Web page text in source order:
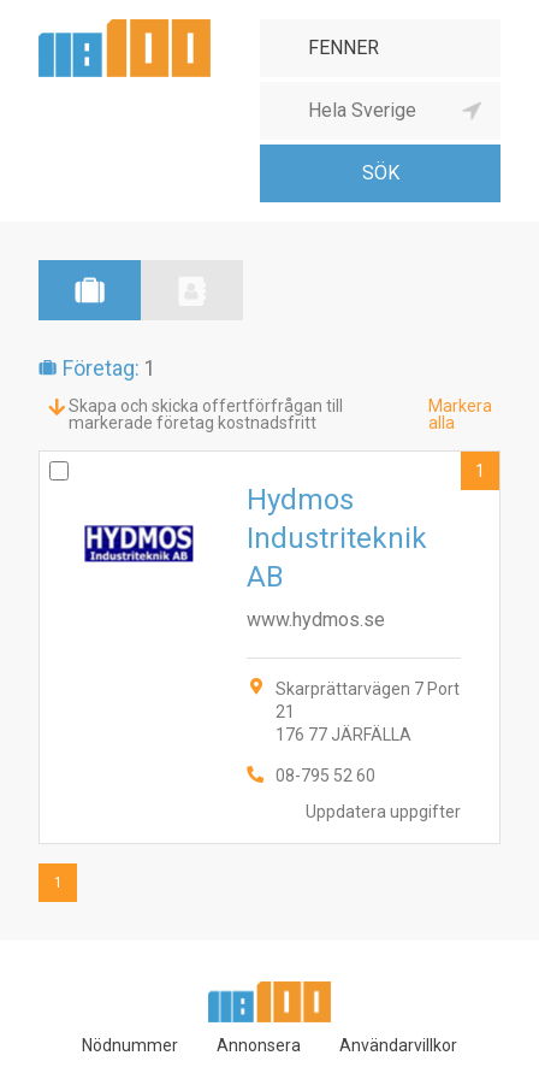
Företag: 1
Skapa och skicka offertförfrågan till
markerade företag kostnadsfritt
Markera
alla
Uppdatera uppgifter
Hydmos
Industriteknik
AB
www.hydmos.se
Skarprättarvägen 7 Port
21
176 77 JÄRFÄLLA
08-795 52 60
1
1
Nödnummer Annonsera Användarvillkor